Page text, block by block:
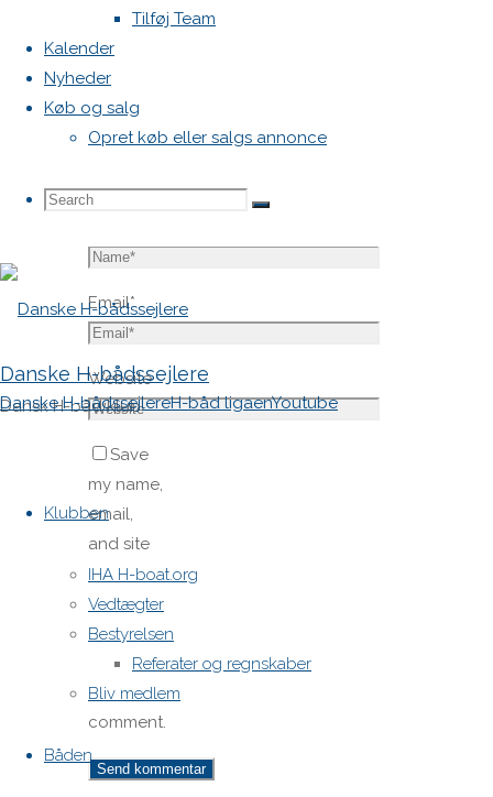
Tilføj Team
Kalender
Nyheder
Køb og salg
Opret køb eller salgs annonce
Search
Search
Search
Danske H-bådssejlere
Dansk H-båd klub
Danske H-bådssejlereH-båd ligaenYoutube
Klubben
IHA H-boat.org
Vedtægter
Bestyrelsen
Referater og regnskaber
Bliv medlem
Båden
Comment
Email*
Website
Save
my name,
email,
and site
URL in my
browser
for next
time I
post a
comment.